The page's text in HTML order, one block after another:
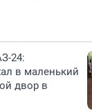
24:
в маленький
двор в